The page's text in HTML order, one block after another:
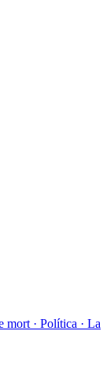
mort · Política · La